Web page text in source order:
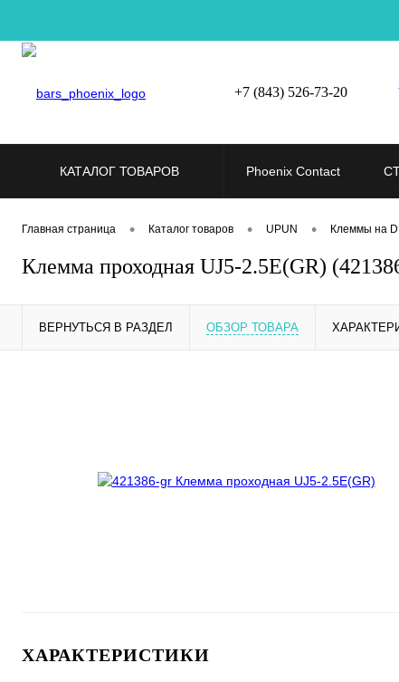
+7 (843) 526-73-20
КАТАЛОГ ТОВАРОВ Phoenix Contact
Главная страница • Каталог товаров • UPUN • Клеммы на
Клемма проходная UJ5-2.5E(GR)
ВЕРНУТЬСЯ В РАЗДЕЛ ОБЗОР ТОВАРА
ХАРАКТЕРИСТИКИ